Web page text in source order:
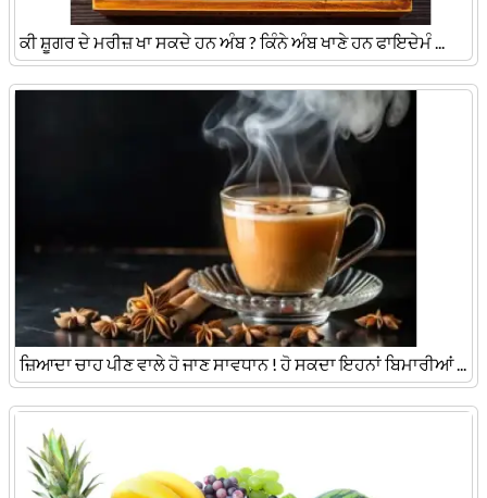
ਕੀ ਸ਼ੂਗਰ ਦੇ ਮਰੀਜ਼ ਖਾ ਸਕਦੇ ਹਨ ਅੰਬ ? ਕਿੰਨੇ ਅੰਬ ਖਾਣੇ ਹਨ ਫਾਇਦੇਮੰ ...
ਜ਼ਿਆਦਾ ਚਾਹ ਪੀਣ ਵਾਲੇ ਹੋ ਜਾਣ ਸਾਵਧਾਨ ! ਹੋ ਸਕਦਾ ਇਹਨਾਂ ਬਿਮਾਰੀਆਂ ...